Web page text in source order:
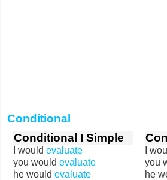
Conditional
Conditional I Simple
I would evaluate
you would evaluate
he would evaluate
I
you
he